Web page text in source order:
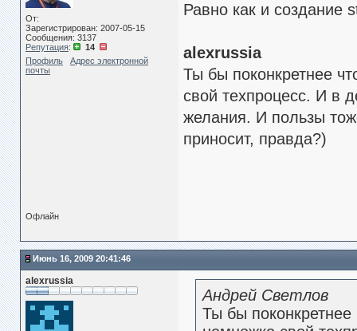
От:
Зарегистрирован: 2007-05-15
Сообщения: 3137
Репутация:
14
Профиль
Адрес электронной
почты
Равно как и создание
alexrussia
Ты бы поконкретнее
свой техпроцесс. И в
желания. И пользы
приносит, правда?)
Офлайн
Июнь 16, 2009 20:41:46
alexrussia
Андрей Светлов
Ты бы